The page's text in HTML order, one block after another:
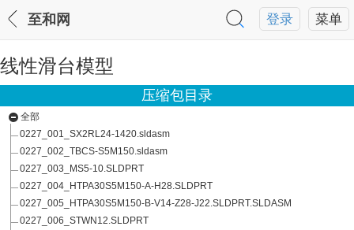
菜单
登录
至和网
线性滑台模型
压缩包目录
全部
0227_001_SX2RL24-1420.sldasm
0227_002_TBCS-S5M150.sldasm
0227_003_MS5-10.SLDPRT
0227_004_HTPA30S5M150-A-H28.SLDPRT
0227_005_HTPA30S5M150-B-V14-Z28-J22.SLDPRT.SLDASM
0227_006_STWN12.SLDPRT